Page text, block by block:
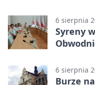
6 sierpnia
Syreny
6 sierpnia
Burze